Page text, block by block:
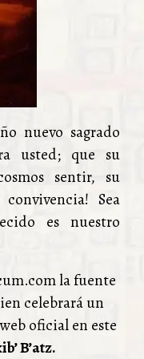
nuevo sagrado
usted; que su
sentir, su
Sea
es nuestro
la fuente
celebrará un
oficial en este
B’atz.